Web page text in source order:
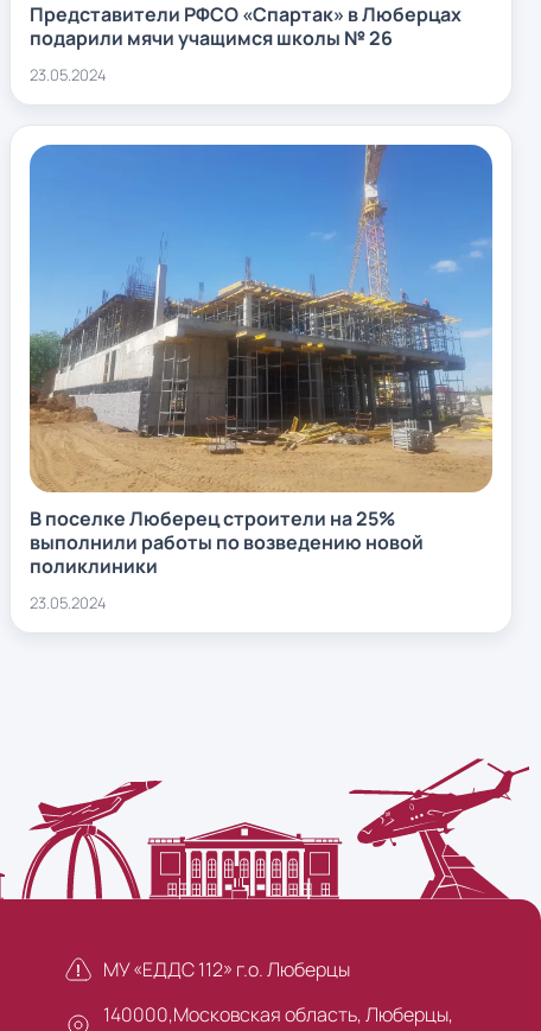
Представители РФСО «Спартак» в Люберцах
подарили мячи учащимся школы № 26
23.05.2024
В поселке Люберец строители на 25%
выполнили работы по возведению новой
поликлиники
23.05.2024
МУ «ЕДДС 112» г.о. Люберцы
140000,Московская область, Люберцы,